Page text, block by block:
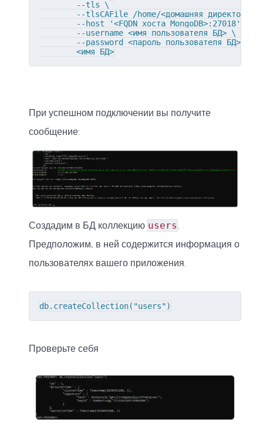
        --tls \
--tlsCAFile /home/<домашняя
        --host '<FQDN хоста MongoDB>:27018' \
        --username <имя пользователя БД> \
        --password <пароль пользователя БД> \
        <имя БД>
При успешном подключении вы получите
сообщение:
Создадим в БД коллекцию users .
Предположим, в ней содержится информация о
пользователях вашего приложения.
db.createCollection("users")
Проверьте себя